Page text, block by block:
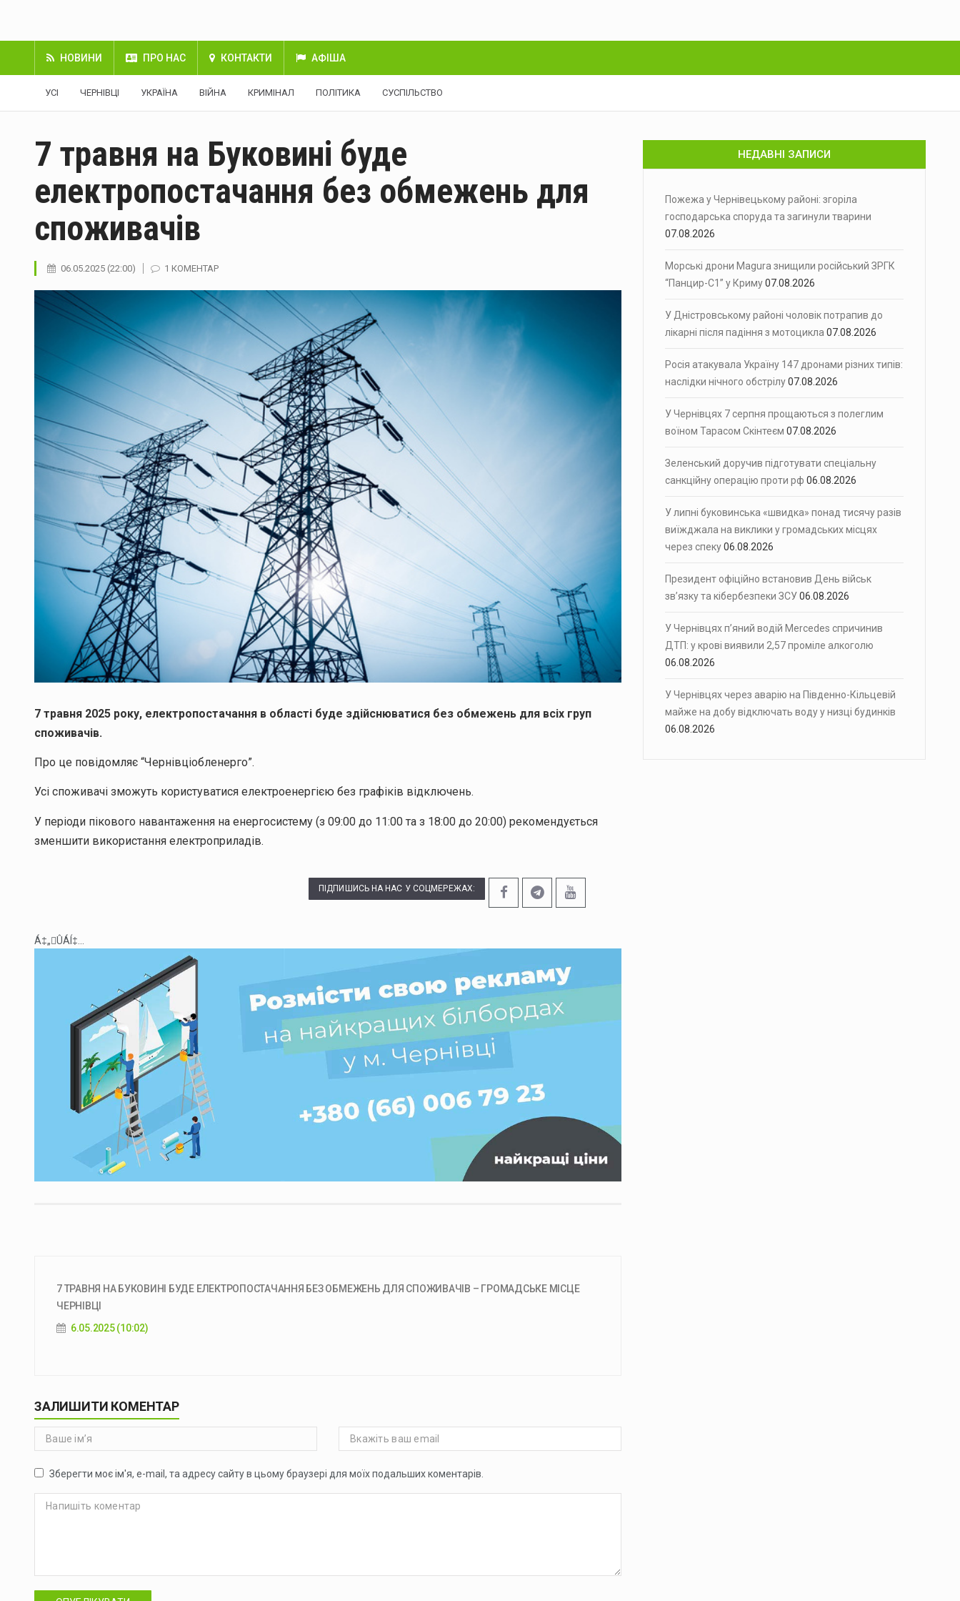
НОВИНИ ПРО НАС КОНТАКТИ АФІША
УСІ ЧЕРНІВЦІ УКРАЇНА ВІЙНА КРИМІНАЛ ПОЛІТИКА СУСПІЛЬСТВО
7 травня на Буковині буде
електропостачання без обмежень для
споживачів
06.05.2025 (22:00) 1 КОМЕНТАР
7 травня 2025 року, електропостачання в області буде здійснюватися без обмежень для всіх груп
споживачів.
Про це повідомляє “Чернівціобленерго”.
Усі споживачі зможуть користуватися електроенергією без графіків відключень.
У періоди пікового навантаження на енергосистему (з 09:00 до 11:00 та з 18:00 до 20:00) рекомендується
зменшити використання електроприладів.
ПІДПИШИСЬ НА НАС У СОЦМЕРЕЖАХ:
Á‡„ÛÁÍ‡...
7 ТРАВНЯ НА БУКОВИНІ БУДЕ ЕЛЕКТРОПОСТАЧАННЯ БЕЗ ОБМЕЖЕНЬ ДЛЯ СПОЖИВАЧІВ – ГРОМАДСЬКЕ МІСЦЕ
ЧЕРНІВЦІ
6.05.2025 (10:02)
ЗАЛИШИТИ КОМЕНТАР
Зберегти моє ім'я, e-mail, та адресу сайту в цьому браузері для моїх подальших коментарів.
НЕДАВНІ ЗАПИСИ
Пожежа у Чернівецькому районі: згоріла
господарська споруда та загинули тварини
07.08.2026
Морські дрони Magura знищили російський ЗРГК
“Панцир-С1” у Криму07.08.2026
У Дністровському районі чоловік потрапив до
лікарні після падіння з мотоцикла 07.08.2026
Росія атакувала Україну 147 дронами різних типів:
наслідки нічного обстрілу07.08.2026
У Чернівцях 7 серпня прощаються з полеглим
воїном Тарасом Скінтеєм 07.08.2026
Зеленський доручив підготувати спеціальну
санкційну операцію проти рф 06.08.2026
У липні буковинська «швидка» понад тисячу разів
виїжджала на виклики у громадських місцях
через спеку06.08.2026
Президент офіційно встановив День військ
зв’язку та кібербезпеки ЗСУ06.08.2026
У Чернівцях п’яний водій Mercedes спричинив
ДТП: у крові виявили 2,57 проміле алкоголю
06.08.2026
У Чернівцях через аварію на Південно-Кільцевій
майже на добу відключать воду у низці будинків
06.08.2026